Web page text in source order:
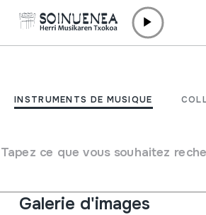
INSTRUMENTS DE MUSIQUE
Tapez ce que vous souhaitez
Traola Jujian;
Auteur
Lekeitiko Udala
Galerie d'images